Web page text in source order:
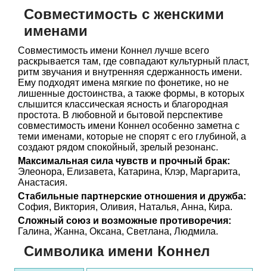
Совместимость с женскими
именами
Совместимость имени Коннел лучше всего
раскрывается там, где совпадают культурный пласт,
ритм звучания и внутренняя сдержанность имени.
Ему подходят имена мягкие по фонетике, но не
лишенные достоинства, а также формы, в которых
слышится классическая ясность и благородная
простота. В любовной и бытовой перспективе
совместимость имени Коннел особенно заметна с
теми именами, которые не спорят с его глубиной, а
создают рядом спокойный, зрелый резонанс.
Максимальная сила чувств и прочный брак:
Элеонора, Елизавета, Катарина, Клэр, Маргарита,
Анастасия.
Стабильные партнерские отношения и дружба:
София, Виктория, Оливия, Наталья, Анна, Кира.
Сложный союз и возможные противоречия:
Галина, Жанна, Оксана, Светлана, Людмила.
Символика имени Коннел